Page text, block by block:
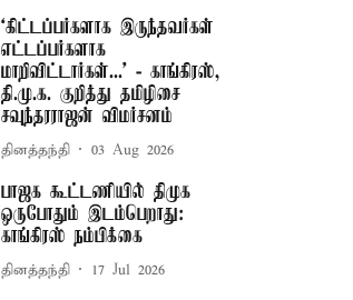
‘கிட்டப்பர்களாக இருந்தவர்கள்
எட்டப்பர்களாக
மாறிவிட்டார்கள்...’ - காங்கிரஸ்,
தி.மு.க. குறித்து தமிழிசை
சவுந்தரராஜன் விமர்சனம்
தினத்தந்தி 03 Aug 2026
பாஜக கூட்டணியில் திமுக
ஒருபோதும் இடம்பெறாது:
காங்கிரஸ் நம்பிக்கை
தினத்தந்தி 17 Jul 2026